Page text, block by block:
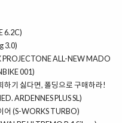
6.2C)
3.0)
PROJECTONE ALL-NEW
001)
하기 싫다면, 폴딩으로 구매하라!
ARDENNES PLUS SL)
어 (S-WORKS TURBO)